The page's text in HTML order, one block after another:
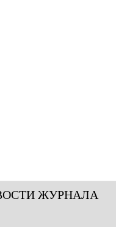
ЖУРНАЛА